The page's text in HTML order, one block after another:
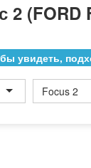
(FORD
увидеть,
Focus 2